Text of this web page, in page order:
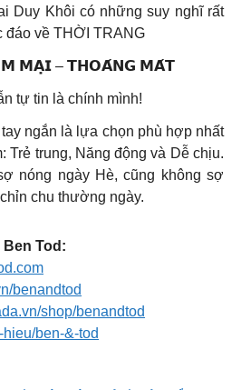
Duy Khôi có những suy nghĩ rất
đáo về THỜI TRANG
𝗠𝗔̣𝗜 – 𝗧𝗛𝗢𝗔́𝗡𝗚 𝗠𝗔́𝗧
tự tin là chính mình!
ngắn là lựa chọn phù hợp nhất
Trẻ trung, Năng động và Dễ chịu.
nóng ngày Hè, cũng không sợ
chu thường ngày.
Ben Tod:
benandtod
shop/benandtod
ben-&-tod